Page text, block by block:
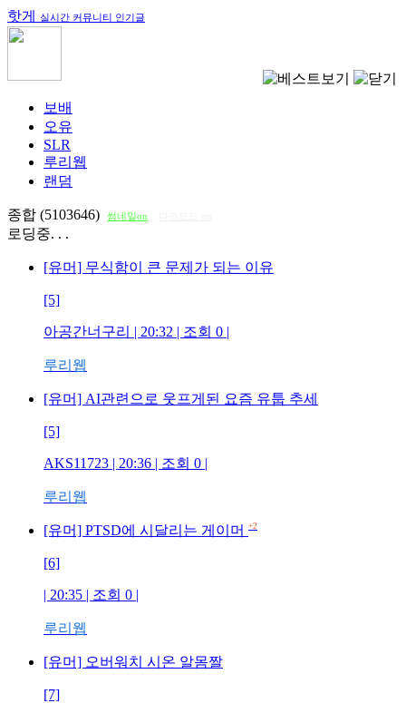
핫게 실시간 커뮤니티 인기글
보배
오유
SLR
루리웹
랜덤
종합 (5103646) 썸네일on
로딩중. . .
[유머] 무식함이 큰 문제가 되는 이유
[5]
아공간너구리 | 20:32 | 조회 0 |
루리웹
[유머] AI관련으로 웃프게된 요즘 유툽 추세
[5]
AKS11723 | 20:36 | 조회 0 |
루리웹
[유머] PTSD에 시달리는 게이머 +2
[6]
| 20:35 | 조회 0 |
루리웹
[유머] 오버워치 시온 알몸짤
[7]